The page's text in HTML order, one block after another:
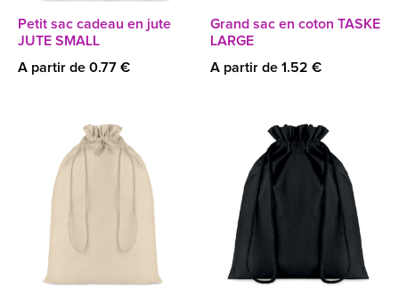
Petit sac cadeau en jute
JUTE SMALL
A partir de 0.77 €
Grand sac en coton TASKE
LARGE
A partir de 1.52 €